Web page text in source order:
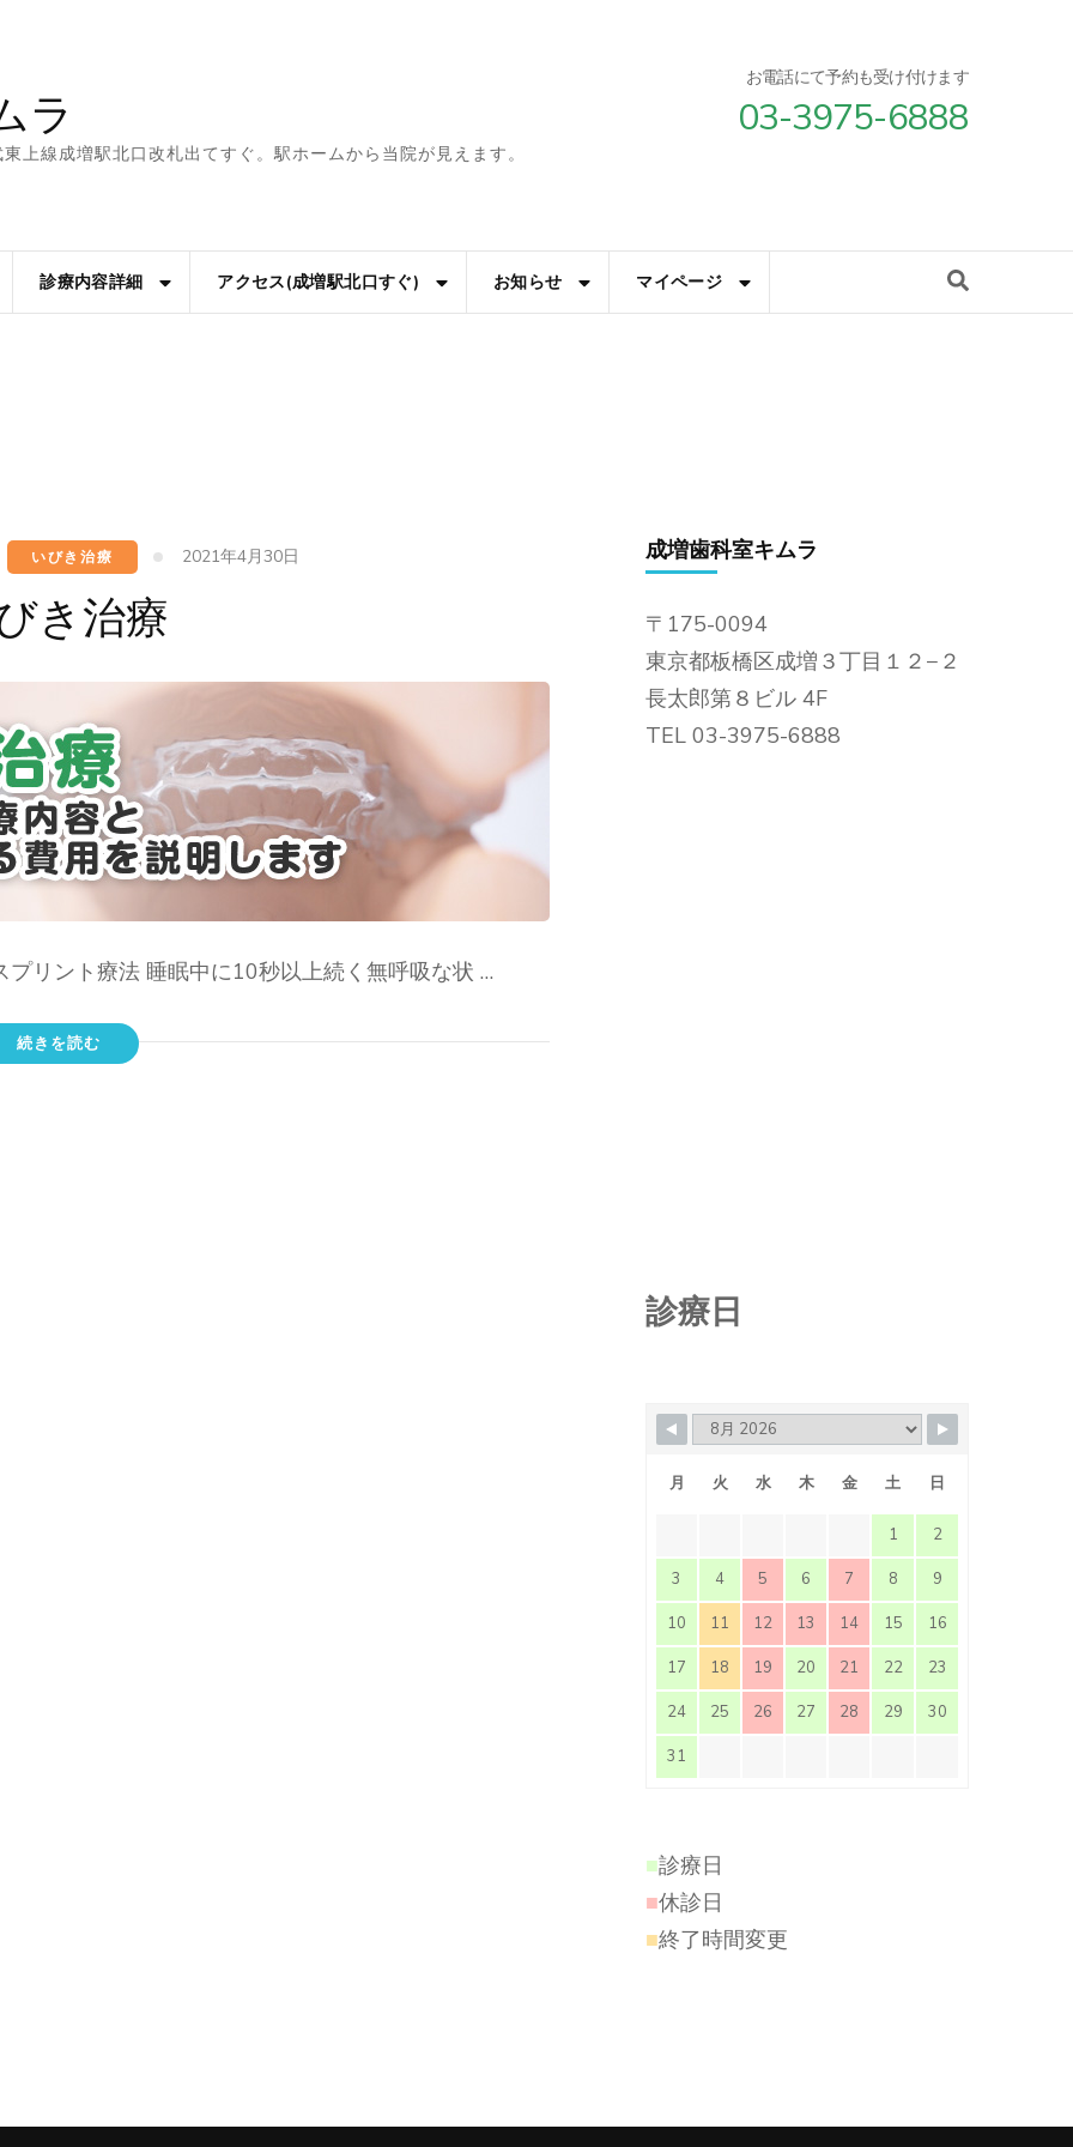
ラ
上線成増駅北口改札出てすぐ。駅ホームから当院が見えます。
お電話にて予約も受け付けます
03-3975-6888
診療内容詳細 アクセス(成増駅北口すぐ) お知らせ マイページ
いびき治療 2021年4月30日
き治療
リント療法 睡眠中に10秒以上続く無呼吸な状 …
続きを読む
成増歯科室キムラ
〒175-0094
東京都板橋区成増３丁目１２−２
長太郎第８ビル 4F
TEL 03-3975-6888
診療日
月 火 水 木 金 土 日
1 2
3 4 5 6 7 8 9
10 11 12 13 14 15 16
17 18 19 20 21 22 23
24 25 26 27 28 29 30
31
■診療日
■休診日
■終了時間変更